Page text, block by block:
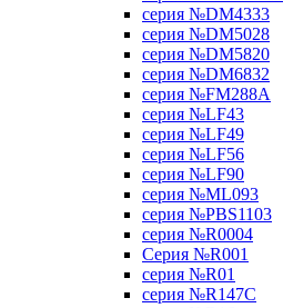
серия №DM4333
серия №DM5028
серия №DM5820
серия №DM6832
серия №FM288A
серия №LF43
серия №LF49
серия №LF56
серия №LF90
серия №ML093
серия №PBS1103
серия №R0004
Серия №R001
серия №R01
серия №R147C